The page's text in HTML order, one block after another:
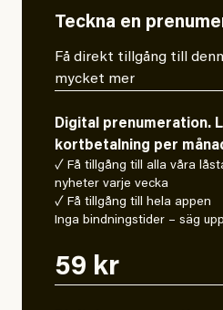
Teckna en
Få direkt tillgång till
mycket mer
Digital prenumeration.
kortbetalning per
✓ Få tillgång till alla våra
nyheter varje vecka
✓ Få tillgång till hela appen
Inga bindningstider – säg
59 kr